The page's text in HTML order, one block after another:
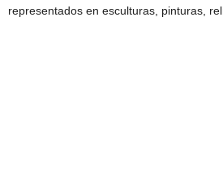
representados en esculturas, pinturas,